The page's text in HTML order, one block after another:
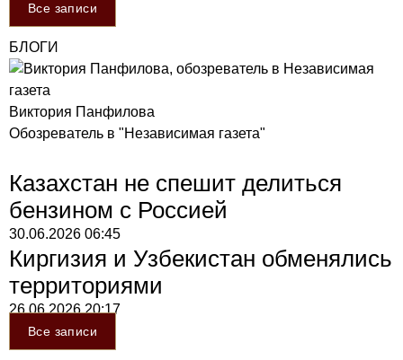
Все записи
БЛОГИ
Виктория Панфилова
Обозреватель в "Независимая газета"
Казахстан не спешит делиться
бензином с Россией
30.06.2026 06:45
Киргизия и Узбекистан обменялись
территориями
26.06.202620:17
Все записи